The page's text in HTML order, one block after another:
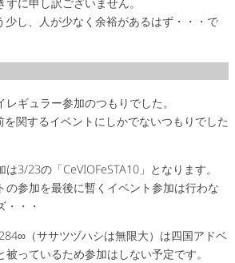
に申し訳ございません。
少し、人が少なく余裕があるはず・・・で
ギュラー参加のつもりでした。
関するイベントにしかでないつもりでした
3/23の「CeVIOFeSTA10」となります。
の参加を最後に暫くイベント参加は行わな
・・・
（ササツヅハシは無限大）は四国アドベ
っているため参加はしない予定です。